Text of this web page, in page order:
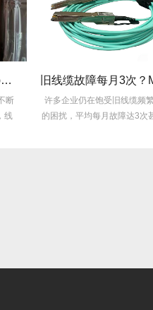
旧线缆故障
许多企业仍在饱受旧线缆频繁故
的困扰，平均每月故障达3次甚至